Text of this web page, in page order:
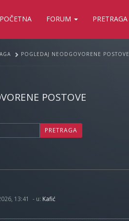
POČETNA FORUM PRETRAGA
POGLEDAJ NEODGOVORENE POSTOVE
POSTOVE
PRETRAGA
13:41 - u: Kafić